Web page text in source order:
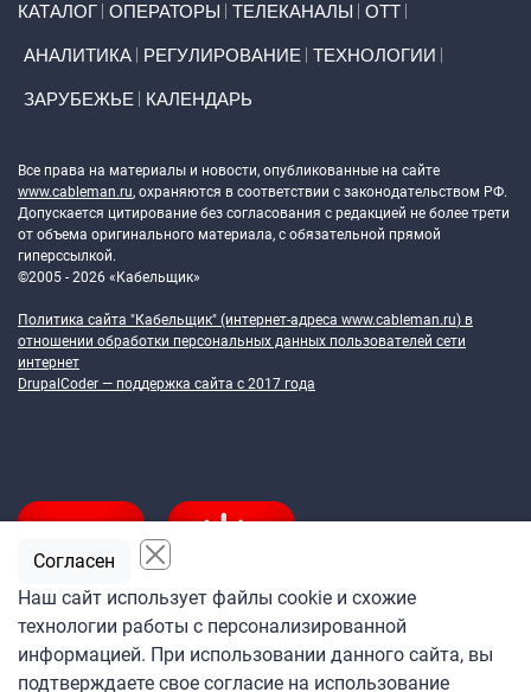
КАТАЛОГ ОПЕРАТОРЫ ТЕЛЕКАНАЛЫ ОТТ
АНАЛИТИКА РЕГУЛИРОВАНИЕ ТЕХНОЛОГИИ
ЗАРУБЕЖЬЕ КАЛЕНДАРЬ
Все права на материалы и новости, опубликованные на сайте
www.cableman.ru, охраняются в соответствии с законодательством РФ.
Допускается цитирование без согласования с редакцией не более трети
от объема оригинального материала, с обязательной прямой
гиперссылкой.
©2005 - 2026 «Кабельщик»
Политика сайта "Кабельщик" (интернет-адреса www.cableman.ru) в
отношении обработки персональных данных пользователей сети
интернет
DrupalCoder — поддержка сайта c 2017 года
Подпишитесь
на ежедневную рассылку
Наш сайт использует файлы cookie и схожие
технологии работы с персонализированной
информацией. При использовании данного сайта, вы
подтверждаете свое согласие на использование
Согласен